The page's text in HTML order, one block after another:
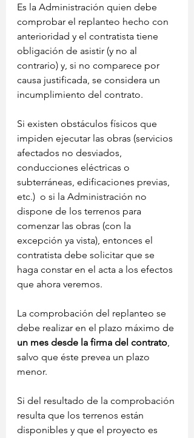
Es la Administración quien debe
comprobar el replanteo hecho con
anterioridad y el contratista tiene
obligación de asistir (y no al
contrario) y, si no comparece por
causa justificada, se considera un
incumplimiento del contrato.
Si existen obstáculos físicos que
impiden ejecutar las obras (servicios
afectados no desviados,
conducciones eléctricas o
subterráneas, edificaciones previas,
etc.)  o si la Administración no
dispone de los terrenos para
comenzar las obras (con la
excepción ya vista), entonces el
contratista debe solicitar que se
haga constar en el acta a los efectos
que ahora veremos.
La comprobación del replanteo se
debe realizar en el plazo máximo de
un mes desde la firma del contrato,
salvo que éste prevea un plazo
menor.
Si del resultado de la comprobación
resulta que los terrenos están
disponibles y que el proyecto es